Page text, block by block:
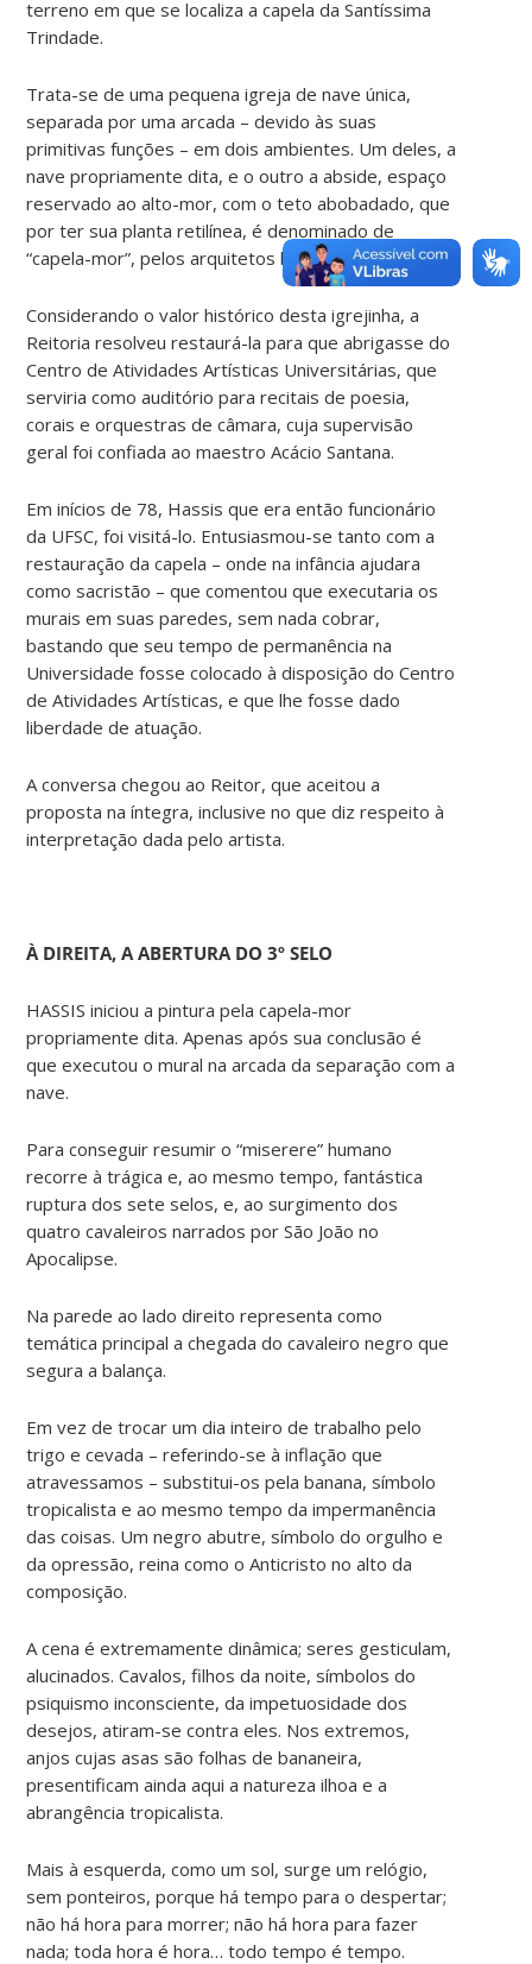
terreno em que se localiza a capela da Santíssima
Trindade.
Trata-se de uma pequena igreja de nave única,
separada por uma arcada – devido às suas
primitivas funções – em dois ambientes. Um deles, a
nave propriamente dita, e o outro a abside, espaço
reservado ao alto-mor, com o teto abobadado, que
por ter sua planta retilínea, é denominado de
“capela-mor”, pelos arquitetos brasileiros.
Considerando o valor histórico desta igrejinha, a
Reitoria resolveu restaurá-la para que abrigasse do
Centro de Atividades Artísticas Universitárias, que
serviria como auditório para recitais de poesia,
corais e orquestras de câmara, cuja supervisão
geral foi confiada ao maestro Acácio Santana.
Em inícios de 78, Hassis que era então funcionário
da UFSC, foi visitá-lo. Entusiasmou-se tanto com a
restauração da capela – onde na infância ajudara
como sacristão – que comentou que executaria os
murais em suas paredes, sem nada cobrar,
bastando que seu tempo de permanência na
Universidade fosse colocado à disposição do Centro
de Atividades Artísticas, e que lhe fosse dado
liberdade de atuação.
A conversa chegou ao Reitor, que aceitou a
proposta na íntegra, inclusive no que diz respeito à
interpretação dada pelo artista.
À DIREITA, A ABERTURA DO 3º SELO
HASSIS iniciou a pintura pela capela-mor
propriamente dita. Apenas após sua conclusão é
que executou o mural na arcada da separação com a
nave.
Para conseguir resumir o “miserere” humano
recorre à trágica e, ao mesmo tempo, fantástica
ruptura dos sete selos, e, ao surgimento dos
quatro cavaleiros narrados por São João no
Apocalipse.
Na parede ao lado direito representa como
temática principal a chegada do cavaleiro negro que
segura a balança.
Em vez de trocar um dia inteiro de trabalho pelo
trigo e cevada – referindo-se à inflação que
atravessamos – substitui-os pela banana, símbolo
tropicalista e ao mesmo tempo da impermanência
das coisas. Um negro abutre, símbolo do orgulho e
da opressão, reina como o Anticristo no alto da
composição.
A cena é extremamente dinâmica; seres gesticulam,
alucinados. Cavalos, filhos da noite, símbolos do
psiquismo inconsciente, da impetuosidade dos
desejos, atiram-se contra eles. Nos extremos,
anjos cujas asas são folhas de bananeira,
presentificam ainda aqui a natureza ilhoa e a
abrangência tropicalista.
Mais à esquerda, como um sol, surge um relógio,
sem ponteiros, porque há tempo para o despertar;
não há hora para morrer; não há hora para fazer
nada; toda hora é hora… todo tempo é tempo.